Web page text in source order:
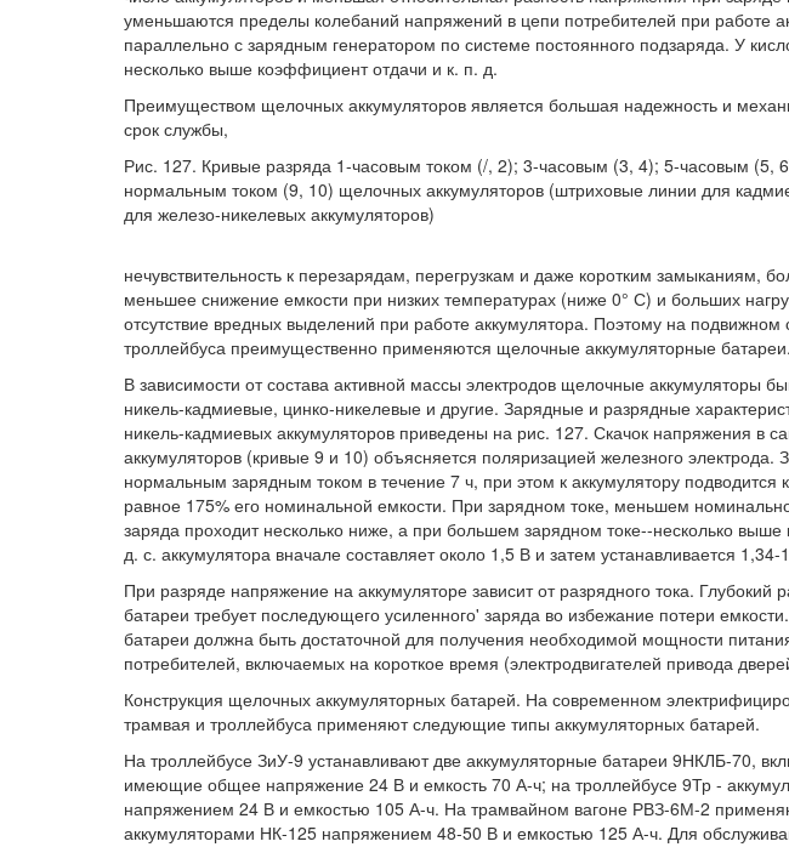
уменьшаются пределы колебаний напряжений в цепи потребителей при работе
параллельно с зарядным генератором по системе постоянного подзаряда. У
несколько выше коэффициент отдачи и к. п. д.
Преимуществом щелочных аккумуляторов является большая надежность и
срок службы,
Рис. 127. Кривые разряда 1-часовым током (/, 2); 3-часовым (3, 4); 5-часовым (5,
нормальным током (9, 10) щелочных аккумуляторов (штриховые линии для
для железо-никелевых аккумуляторов)
нечувствительность к перезарядам, перегрузкам и даже коротким замыканиям,
меньшее снижение емкости при низких температурах (ниже 0° С) и больших
отсутствие вредных выделений при работе аккумулятора. Поэтому на подвижном
троллейбуса преимущественно применяются щелочные аккумуляторные батареи.
В зависимости от состава активной массы электродов щелочные аккумуляторы
никель-кадмиевые, цинко-никелевые и другие. Зарядные и разрядные
никель-кадмиевых аккумуляторов приведены на рис. 127. Скачок напряжения в
аккумуляторов (кривые 9 и 10) объясняется поляризацией железного электрода.
нормальным зарядным током в течение 7 ч, при этом к аккумулятору подводится
равное 175% его номинальной емкости. При зарядном токе, меньшем
заряда проходит несколько ниже, а при большем зарядном токе--несколько
д. с. аккумулятора вначале составляет около 1,5 В и затем устанавливается 1,34-
При разряде напряжение на аккумуляторе зависит от разрядного тока. Глубокий
батареи требует последующего усиленного' заряда во избежание потери
батареи должна быть достаточной для получения необходимой мощности
потребителей, включаемых на короткое время (электродвигателей привода
Конструкция щелочных аккумуляторных батарей. На современном
трамвая и троллейбуса применяют следующие типы аккумуляторных батарей.
На троллейбусе ЗиУ-9 устанавливают две аккумуляторные батареи 9НКЛБ-70,
имеющие общее напряжение 24 В и емкость 70 А-ч; на троллейбусе 9Тр -
напряжением 24 В и емкостью 105 А-ч. На трамвайном вагоне РВЗ-6М-2
аккумуляторами НК-125 напряжением 48-50 В и емкостью 125 А-ч. Для